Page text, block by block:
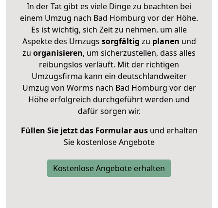
In der Tat gibt es viele Dinge zu beachten bei
einem Umzug nach Bad Homburg vor der Höhe.
Es ist wichtig, sich Zeit zu nehmen, um alle
Aspekte des Umzugs sorgfältig zu planen und
zu organisieren, um sicherzustellen, dass alles
reibungslos verläuft. Mit der richtigen
Umzugsfirma kann ein deutschlandweiter
Umzug von Worms nach Bad Homburg vor der
Höhe erfolgreich durchgeführt werden und
dafür sorgen wir.
Füllen Sie jetzt das Formular ausund erhalten
Sie kostenlose Angebote
Kostenlose Angebote erhalten